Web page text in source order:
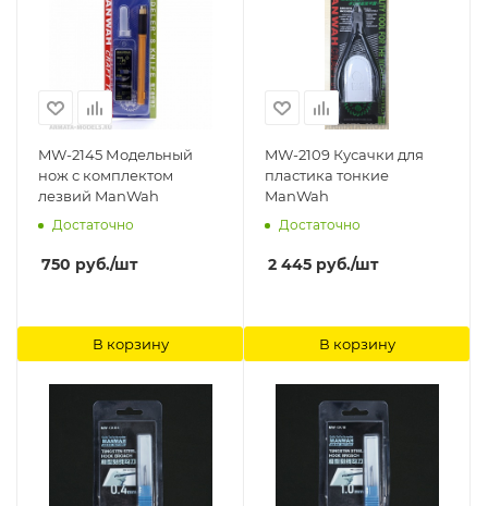
MW-2145 Модельный
нож с комплектом
лезвий ManWah
Достаточно
750 руб./шт
В корзину
MW-2109 Кусачки для
пластика тонкие
ManWah
Достаточно
2 445 руб./шт
В корзину